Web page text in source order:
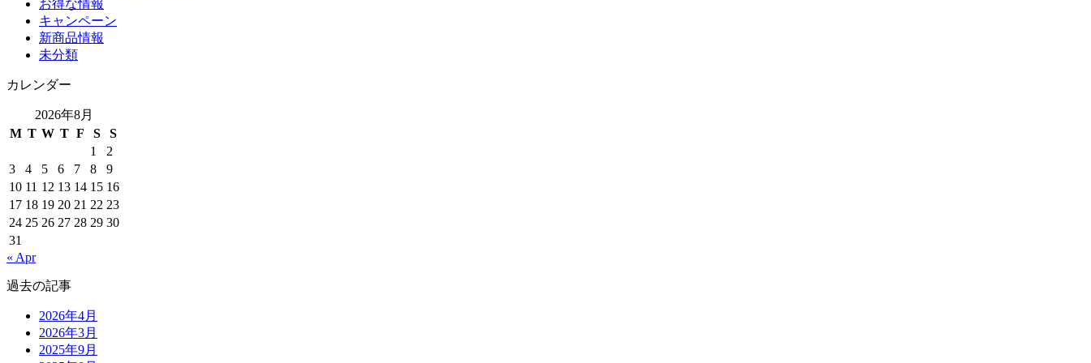
お得な情報
キャンペーン
新商品情報
未分類
カレンダー
2026年8月
M T W T F S
S
1
2
3
4 5 6 7 8
9
10 11 12 13 14 15 16
17 18 19 20 21 22 23
24 25 26 27 28 29 30
31
« Apr
過去の記事
2026年4月
2026年3月
2025年9月